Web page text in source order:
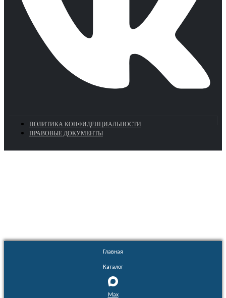
ПОЛИТИКА КОНФИДЕНЦИАЛЬНОСТИ
ПРАВОВЫЕ ДОКУМЕНТЫ
Главная
Каталог
Max